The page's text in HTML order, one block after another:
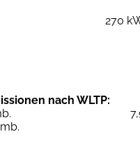
270
nach WLTP: